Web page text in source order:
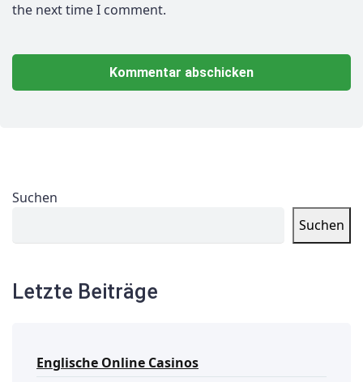
the next time I comment.
Suchen
Suchen
Letzte Beiträge
Englische Online Casinos